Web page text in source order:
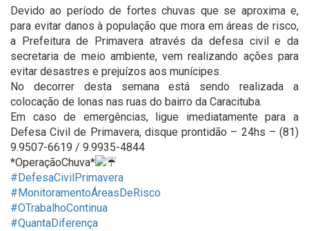
Devido ao período de fortes chuvas que se aproxima e,
para evitar danos à população que mora em áreas de risco,
a Prefeitura de Primavera através da defesa civil e da
secretaria de meio ambiente, vem realizando ações para
evitar desastres e prejuízos aos munícipes.
No decorrer desta semana está sendo realizada a
colocação de lonas nas ruas do bairro da Caracituba.
Em caso de emergências, ligue imediatamente para a
Defesa Civil de Primavera, disque prontidão – 24hs – (81)
9.9507-6619 / 9.9935-4844
*OperaçãoChuva*
#DefesaCivilPrimavera
#MonitoramentoÁreasDeRisco
#OTrabalhoContinua
#QuantaDiferença